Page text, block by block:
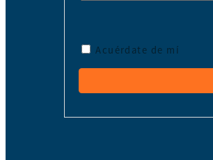
Acuérdate de mí